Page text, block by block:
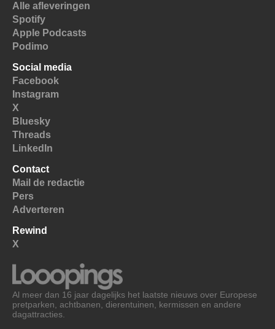
Alle afleveringen
Spotify
Apple Podcasts
Podimo
Social media
Facebook
Instagram
X
Bluesky
Threads
LinkedIn
Contact
Mail de redactie
Pers
Adverteren
Rewind
X
Al meer dan 16 jaar dagelijks het laatste nieuws over Europese
pretparken, achtbanen, dierentuinen, kermissen en andere
dagattracties.